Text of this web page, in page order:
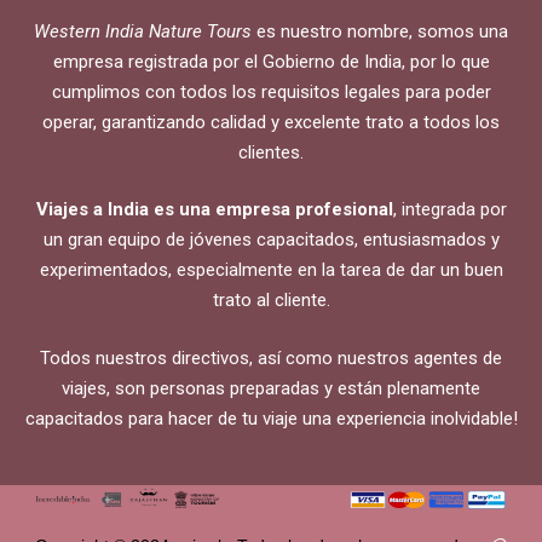
Western India Nature Tours es nuestro nombre, somos una
empresa registrada por el Gobierno de India, por lo que
cumplimos con todos los requisitos legales para poder
operar, garantizando calidad y excelente trato a todos los
clientes.
Viajes a India es una empresa profesional , integrada por
un gran equipo de jóvenes capacitados, entusiasmados y
experimentados, especialmente en la tarea de dar un buen
trato al cliente.
Todos nuestros directivos, así como nuestros agentes de
viajes, son personas preparadas y están plenamente
capacitados para hacer de tu viaje una experiencia inolvidable!